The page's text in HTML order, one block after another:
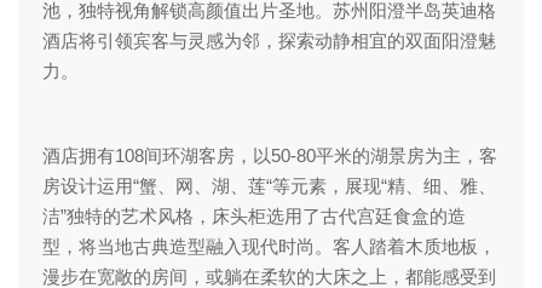
池，独特视角解锁高颜值出片圣地。苏州阳澄半岛英迪格
酒店将引领宾客与灵感为邻，探索动静相宜的双面阳澄魅
力。
酒店拥有108间环湖客房，以50-80平米的湖景房为主，客
房设计运用“蟹、网、湖、莲“等元素，展现“精、细、雅、
洁”独特的艺术风格，床头柜选用了古代宫廷食盒的造
型，将当地古典造型融入现代时尚。客人踏着木质地板，
漫步在宽敞的房间，或躺在柔软的大床之上，都能感受到